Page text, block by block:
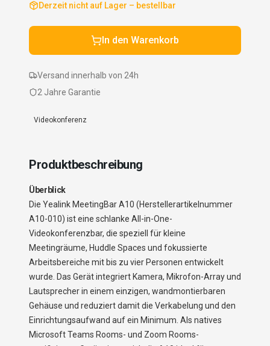
Derzeit nicht auf Lager – bestellbar
In den Warenkorb
Versand innerhalb von 24h
2 Jahre Garantie
Videokonferenz
Produktbeschreibung
Überblick
Die Yealink MeetingBar A10 (Herstellerartikelnummer
A10-010) ist eine schlanke All-in-One-
Videokonferenzbar, die speziell für kleine
Meetingräume, Huddle Spaces und fokussierte
Arbeitsbereiche mit bis zu vier Personen entwickelt
wurde. Das Gerät integriert Kamera, Mikrofon-Array und
Lautsprecher in einem einzigen, wandmontierbaren
Gehäuse und reduziert damit die Verkabelung und den
Einrichtungsaufwand auf ein Minimum. Als natives
Microsoft Teams Rooms- und Zoom Rooms-